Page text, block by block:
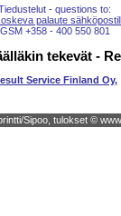
- questions to:
palaute
GSM +358 - 400 550 801
tekevät -
Service Finland Oy,
Sipoo, tulokset ©